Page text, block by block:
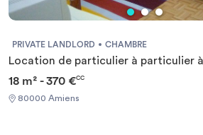
PRIVATE LANDLORD CHAMBRE
Location de particulier à particulier
18 m² - 370 €CC
80000 Amiens